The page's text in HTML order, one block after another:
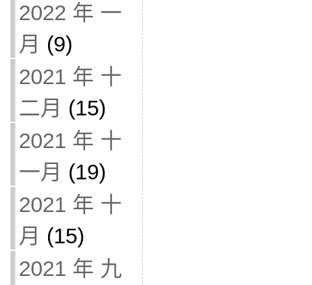
2022 年 一
月 (9)
2021 年 十
二月 (15)
2021 年 十
一月 (19)
2021 年 十
月 (15)
2021 年 九